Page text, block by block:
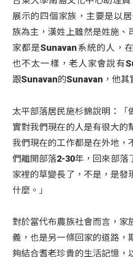
展示的四個家族，主要是以
族為主，漢姓上雖然是姓施、
家都是Sunavan系統的人，
也不太一樣，老人家會說有
跟Sunavan的Sunavan，他其
太平部落居民施杉錦說明：「
實對我們現在的人是有很大的
我們現在的工作都是在外地，
們離開部落2-30年，回來部落
家裡的草變長了，不是，是發
什麼。」
對於當代布農族社會而言，家
義，也是另一條回家的道路，
夠結合耆老珍貴的生活記憶，